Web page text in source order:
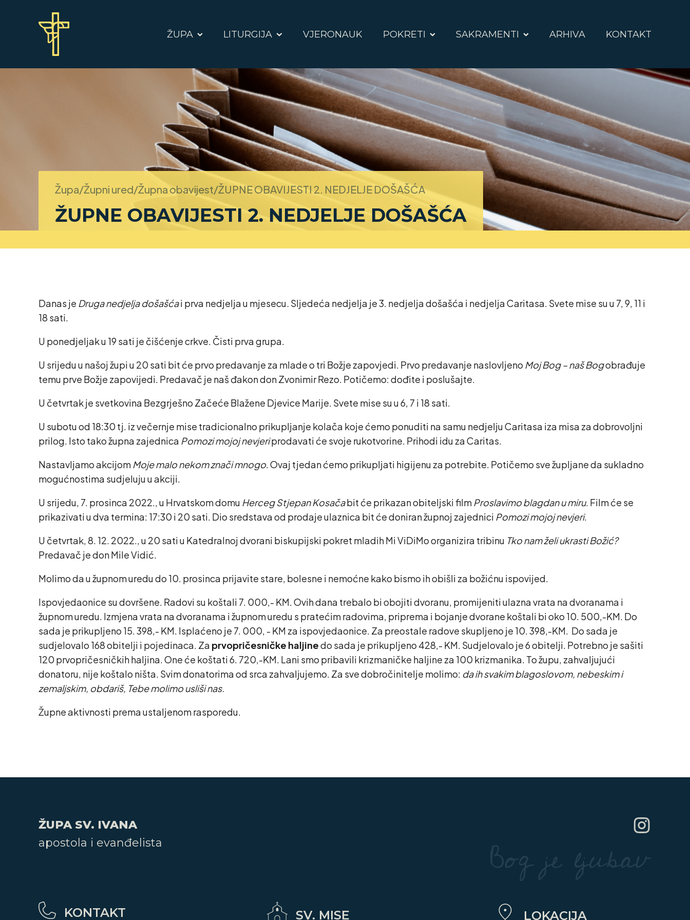
ŽUPA LITURGIJA VJERONAUK POKRETI SAKRAMENTI ARHIVA KONTAKT
Župa/Župni ured/Župna obavijest/ŽUPNE OBAVIJESTI 2. NEDJELJE DOŠAŠĆA
ŽUPNE OBAVIJESTI 2. NEDJELJE DOŠAŠĆA
Danas je Druga nedjelja došašćai prva nedjelja u mjesecu. Sljedeća nedjelja je 3. nedjelja došašća i nedjelja Caritasa. Svete mise su u 7, 9, 11 i
18 sati.
U ponedjeljak u 19 sati je čišćenje crkve. Čisti prva grupa.
U srijedu u našoj župi u 20 sati bit će prvo predavanje za mlade o tri Božje zapovjedi. Prvo predavanje naslovljeno Moj Bog – naš Bogobrađuje
temu prve Božje zapovijedi. Predavač je naš đakon don Zvonimir Rezo. Potičemo: dođite i poslušajte.
U četvrtak je svetkovina Bezgrješno Začeće Blažene Djevice Marije. Svete mise su u 6, 7 i 18 sati.
U subotu od 18:30 tj. iz večernje mise tradicionalno prikupljanje kolača koje ćemo ponuditi na samu nedjelju Caritasa iza misa za dobrovoljni
prilog. Isto tako župna zajednica Pomozi mojoj nevjeriprodavati će svoje rukotvorine. Prihodi idu za Caritas.
Nastavljamo akcijom Moje malo nekom znači mnogo. Ovaj tjedan ćemo prikupljati higijenu za potrebite. Potičemo sve župljane da sukladno
mogućnostima sudjeluju u akciji.
U srijedu, 7. prosinca 2022., u Hrvatskom domu Herceg Stjepan Kosačabit će prikazan obiteljski film Proslavimo blagdan u miru. Film će se
prikazivati u dva termina: 17:30 i 20 sati. Dio sredstava od prodaje ulaznica bit će doniran župnoj zajednici Pomozi mojoj nevjeri.
U četvrtak, 8. 12. 2022., u 20 sati u Katedralnoj dvorani biskupijski pokret mladih Mi ViDiMo organizira tribinu Tko nam želi ukrasti Božić?
Predavač je don Mile Vidić.
Molimo da u župnom uredu do 10. prosinca prijavite stare, bolesne i nemoćne kako bismo ih obišli za božićnu ispovijed.
Ispovjedaonice su dovršene. Radovi su koštali 7. 000,- KM. Ovih dana trebalo bi obojiti dvoranu, promijeniti ulazna vrata na dvoranama i
župnom uredu. Izmjena vrata na dvoranama i župnom uredu s pratećim radovima, priprema i bojanje dvorane koštali bi oko 10. 500,-KM. Do
sada je prikupljeno 15. 398,- KM. Isplaćeno je 7. 000, - KM za ispovjedaonice. Za preostale radove skupljeno je 10. 398,-KM. Do sada je
sudjelovalo 168 obitelji i pojedinaca. Za prvopričesničke haljinedo sada je prikupljeno 428,- KM. Sudjelovalo je 6 obitelji. Potrebno je sašiti
120 prvopričesničkih haljina. One će koštati 6. 720,-KM. Lani smo pribavili krizmaničke haljine za 100 krizmanika. To župu, zahvaljujući
donatoru, nije koštalo ništa. Svim donatorima od srca zahvaljujemo. Za sve dobročinitelje molimo: da ih svakim blagoslovom, nebeskim i
zemaljskim, obdariš, Tebe molimo usliši nas.
Župne aktivnosti prema ustaljenom rasporedu.
ŽUPA SV. IVANA
apostola i evanđelista
KONTAKT SV. MISE LOKACIJA